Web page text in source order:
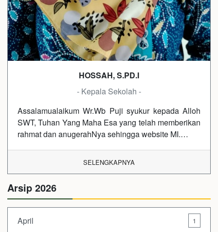
HOSSAH, S.PD.I
- Kepala Sekolah -
Assalamualaikum Wr.Wb Puji syukur kepada Alloh
SWT, Tuhan Yang Maha Esa yang telah memberikan
rahmat dan anugerahNya sehingga website MI.…
SELENGKAPNYA
Arsip 2026
April 1